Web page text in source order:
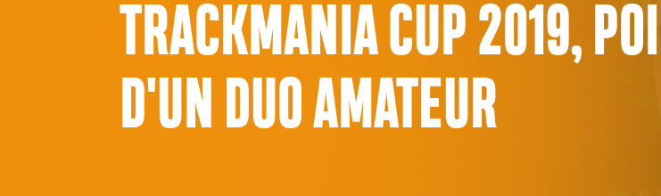
TRACKMANIA CUP 2019,
D'UN DUO AMATEUR